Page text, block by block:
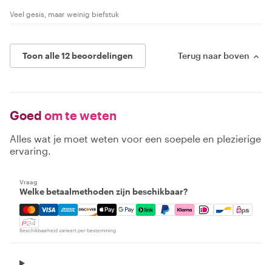
Veel gesis, maar weinig biefstuk
Toon alle 12 beoordelingen Terug naar boven
Goed om te weten
Alles wat je moet weten voor een soepele en plezierige
ervaring.
Vraag
Welke betaalmethoden zijn beschikbaar?
Mastercard, Visa, Amex, Discover, Apple Pay, Google
Beschikbaarheid varieert per bestemming